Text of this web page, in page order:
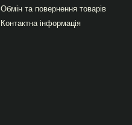
Обмін та повернення товарів
Контактна інформація